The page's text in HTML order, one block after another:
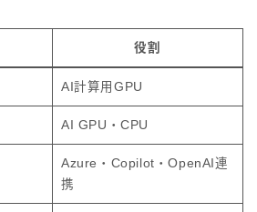
役割
AI計算用GPU
AI GPU・CPU
Azure・Copilot・OpenAI連
携